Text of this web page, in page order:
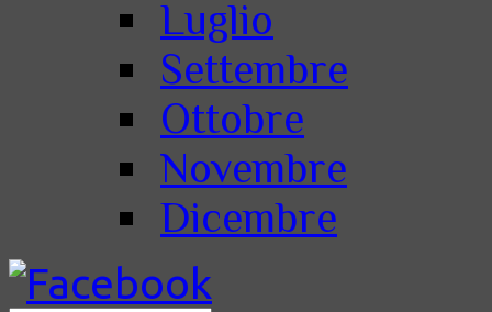
Luglio
Settembre
Ottobre
Novembre
Dicembre